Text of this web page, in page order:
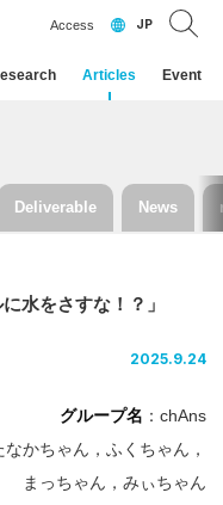
Articles Event
Access JP
Deliverable News
に水をさすな！？」
2025.9.24
グループ名 ：chAns
かちゃん，ふくちゃん，
まっちゃん，みぃちゃん